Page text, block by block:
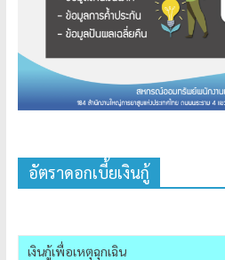
อัตราดอกเบี้ยเงินกู้
เงินกู้เพื่อเหตุฉุกเฉิน